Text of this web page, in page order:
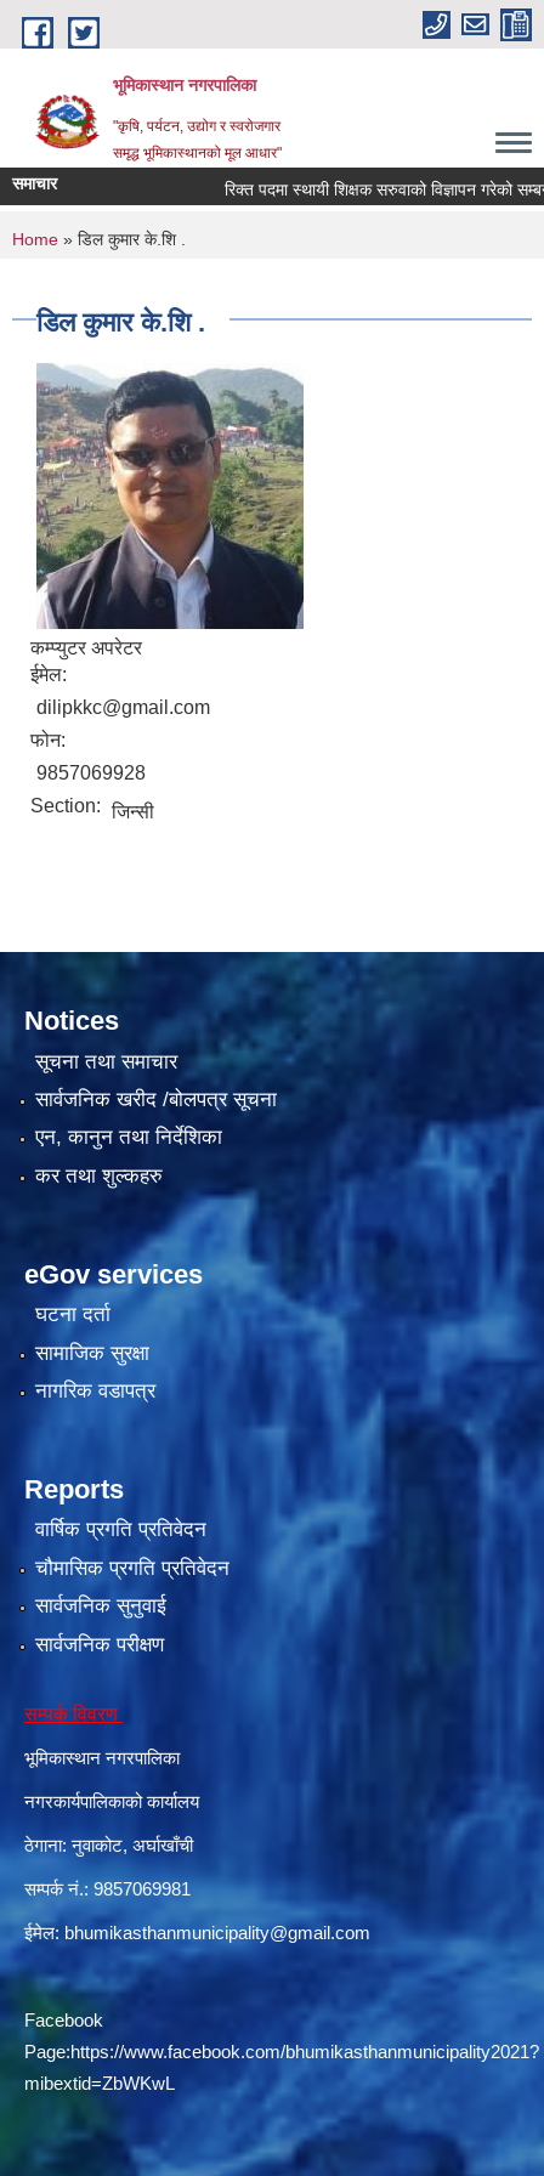
Skip to main content
भूमिकास्थान नगरपालिका
"कृषि, पर्यटन, उद्योग र स्वरोजगार
समृद्ध भूमिकास्थानको मूल आधार"
समाचार रिक्त पदमा स्थायी शिक्षक सरुवाको विज्ञापन गरेको
You are here
Home » डिल कुमार के.शि .
डिल कुमार के.शि .
कम्प्युटर अपरेटर
ईमेल:
dilipkkc@gmail.com
फोन:
9857069928
Section: जिन्सी
Notices
सूचना तथा समाचार
सार्वजनिक खरीद /बोलपत्र सूचना
एन, कानुन तथा निर्देशिका
कर तथा शुल्कहरु
eGov services
घटना दर्ता
सामाजिक सुरक्षा
नागरिक वडापत्र
Reports
वार्षिक प्रगति प्रतिवेदन
चौमासिक प्रगति प्रतिवेदन
सार्वजनिक सुनुवाई
सार्वजनिक परीक्षण
सम्पर्क विवरण
भूमिकास्थान नगरपालिका
नगरकार्यपालिकाको कार्यालय
ठेगाना: नुवाकोट, अर्घाखाँची
सम्पर्क नं.: 9857069981
ईमेल: bhumikasthanmunicipality@gmail.com
Facebook
Page:https://www.facebook.com/bhumikasthanmunicipality2021?
mibextid=ZbWKwL